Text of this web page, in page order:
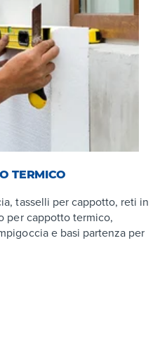
TERMICO
tasselli per cappotto, reti in
per cappotto termico,
e basi partenza per